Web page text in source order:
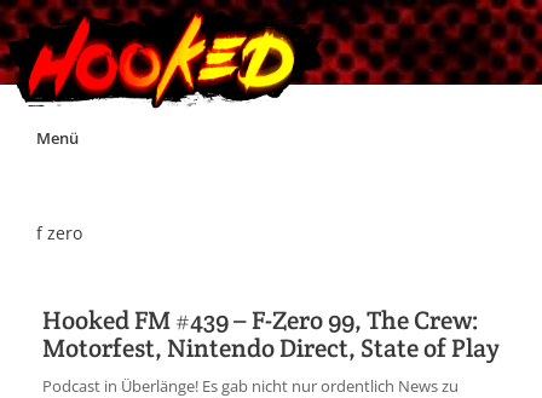
Skip
Menü
Impressum
f zero
Hooked FM #439 – F-Zero 99, The Crew:
Motorfest, Nintendo Direct, State of Play
Podcast in Überlänge! Es gab nicht nur ordentlich News zu